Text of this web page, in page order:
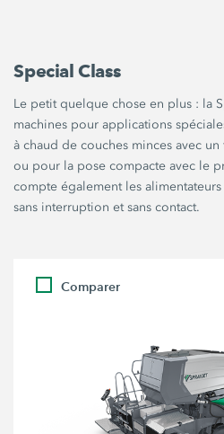
Special Class
Le petit quelque chose en plus : la
machines pour applications
à chaud de couches minces avec
ou pour la pose compacte avec le
compte également les
sans interruption et sans contact.
Comparer